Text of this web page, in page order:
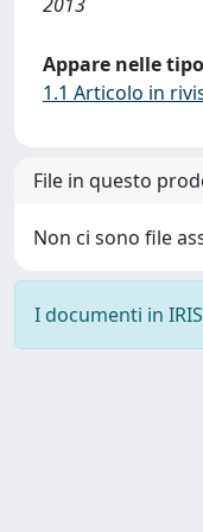
Appare nelle
1.1 Articolo in
File in questo
Non ci sono file
I documenti in